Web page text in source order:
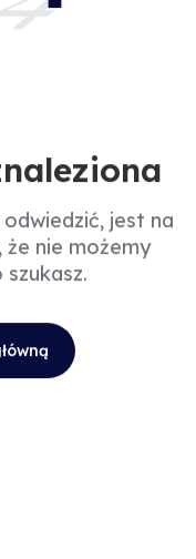
jest na
nie możemy